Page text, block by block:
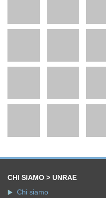
CHI SIAMO > UNRAE
Chi siamo